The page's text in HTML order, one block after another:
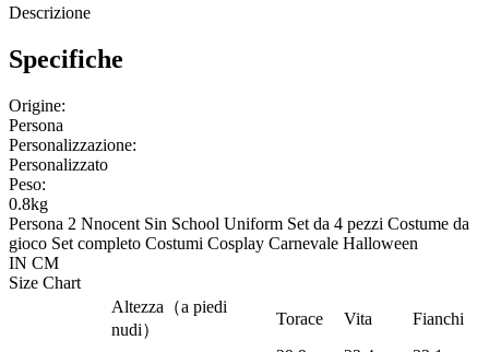
Descrizione
Specifiche
Origine:
Persona
Personalizzazione:
Personalizzato
Peso:
0.8kg
Persona 2 Nnocent Sin School Uniform Set da 4 pezzi Costume da
gioco Set completo Costumi Cosplay Carnevale Halloween
IN CM
Size Chart
Altezza（a piedi
nudi）
Torace Vita
Fianchi